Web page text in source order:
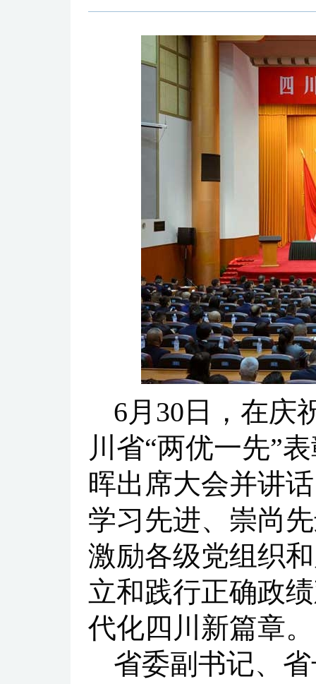
6月30日，在庆
川省“两优一先”
晖出席大会并讲
学习先进、崇尚
激励各级党组织
立和践行正确政
代化四川新篇章。
省委副书记、